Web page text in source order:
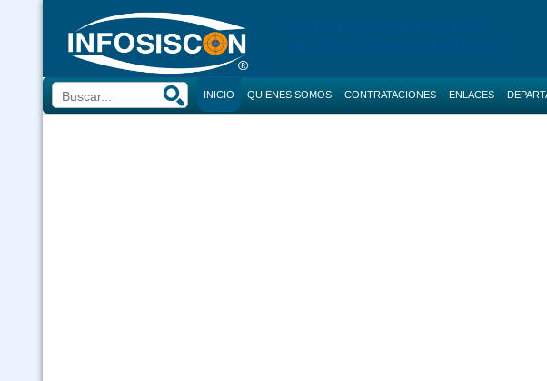
INICIO QUIENES SOMOS CONTRATACIONES ENLACES